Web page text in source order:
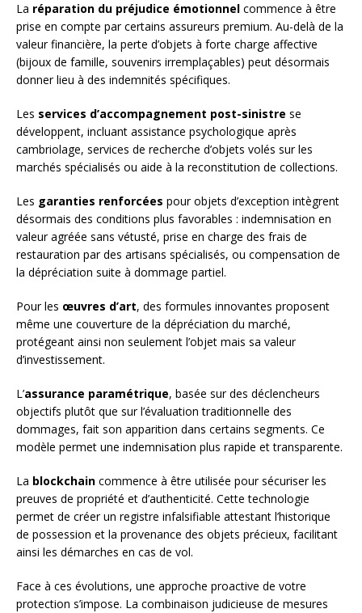
La réparation du préjudice émotionnel commence à être
prise en compte par certains assureurs premium. Au-delà de la
valeur financière, la perte d’objets à forte charge affective
(bijoux de famille, souvenirs irremplaçables) peut désormais
donner lieu à des indemnités spécifiques.
Les services d’accompagnement post-sinistre se
développent, incluant assistance psychologique après
cambriolage, services de recherche d’objets volés sur les
marchés spécialisés ou aide à la reconstitution de collections.
Les garanties renforcées pour objets d’exception intègrent
désormais des conditions plus favorables : indemnisation en
valeur agréée sans vétusté, prise en charge des frais de
restauration par des artisans spécialisés, ou compensation de
la dépréciation suite à dommage partiel.
Pour les œuvres d’art, des formules innovantes proposent
même une couverture de la dépréciation du marché,
protégeant ainsi non seulement l’objet mais sa valeur
d’investissement.
L’assurance paramétrique, basée sur des déclencheurs
objectifs plutôt que sur l’évaluation traditionnelle des
dommages, fait son apparition dans certains segments. Ce
modèle permet une indemnisation plus rapide et transparente.
La blockchain commence à être utilisée pour sécuriser les
preuves de propriété et d’authenticité. Cette technologie
permet de créer un registre infalsifiable attestant l’historique
de possession et la provenance des objets précieux, facilitant
ainsi les démarches en cas de vol.
Face à ces évolutions, une approche proactive de votre
protection s’impose. La combinaison judicieuse de mesures